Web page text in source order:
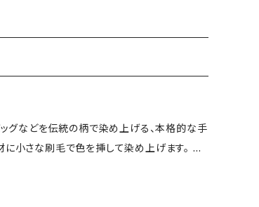
数十通りの紋様とサイズも数種類あ
チケットに記入し、発送いたします。 ※ 市内
） 所要時 約1時間30分 ※当日お持ち帰り出来
グなどを伝統の柄で染め上げる、本格的な手
小さな刷毛で色を挿して染め上げます。 美